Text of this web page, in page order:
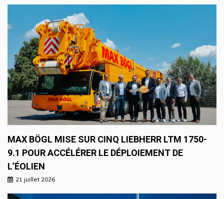
MAX BÖGL MISE SUR CINQ LIEBHERR LTM 1750-
9.1 POUR ACCÉLÉRER LE DÉPLOIEMENT DE
L’ÉOLIEN
21 juillet 2026